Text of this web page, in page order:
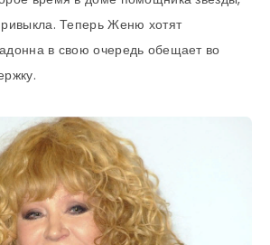
Теперь Женю хотят
в свою очередь обещает во